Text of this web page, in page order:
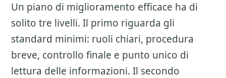
Un piano di miglioramento efficace ha di
solito tre livelli. Il primo riguarda gli
standard minimi: ruoli chiari, procedura
breve, controllo finale e punto unico di
lettura delle informazioni. Il secondo